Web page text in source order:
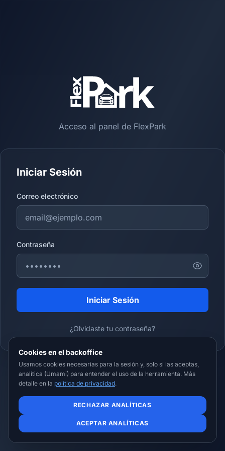
Cookies en el backoffice
Usamos cookies necesarias para la sesión y, solo si las aceptas,
analítica (Umami) para entender el uso de la herramienta. Más
detalle en la política de privacidad.
RECHAZAR ANALÍTICAS
ACEPTAR ANALÍTICAS
Acceso al panel de FlexPark
Iniciar Sesión
Correo electrónico
Contraseña
Iniciar Sesión
¿Olvidaste tu contraseña?
Política de Privacidad| Política de Cookies|Aviso Legal